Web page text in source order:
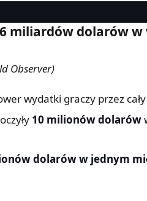
miliardów dolarów
Observer)
wydatki graczy przez
10 milionów dolarów
dolarów w jednym